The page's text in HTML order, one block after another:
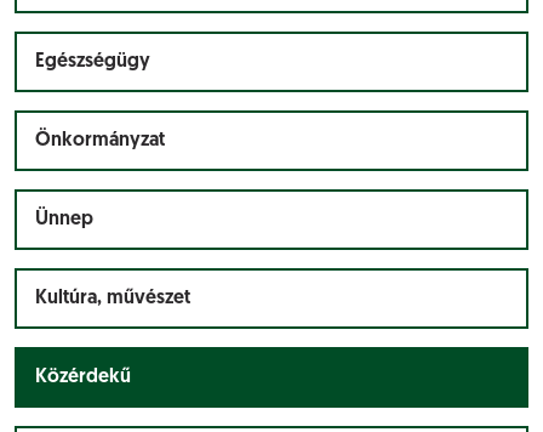
Egészségügy
Önkormányzat
Ünnep
Kultúra, művészet
Közérdekű